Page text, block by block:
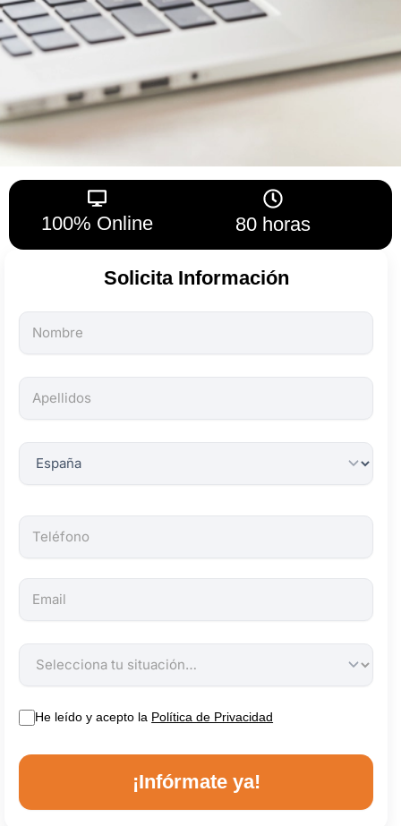
100% Online 80 horas
Solicita Información
Todos
los
son
obligatorios.
He leído y acepto la Política de Privacidad
¡Infórmate ya!